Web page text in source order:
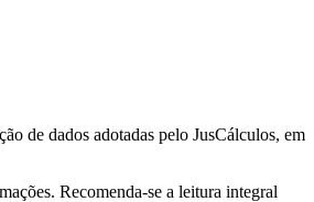
de dados adotadas pelo JusCálculos, em
Recomenda-se a leitura integral